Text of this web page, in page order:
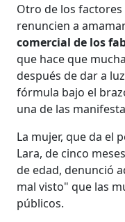
Otro de los
renuncien a
comercial de los
que hace que
después de dar a
fórmula bajo el
una de las
La mujer, que da el
Lara, de cinco
de edad, denunció
mal visto" que las
públicos.